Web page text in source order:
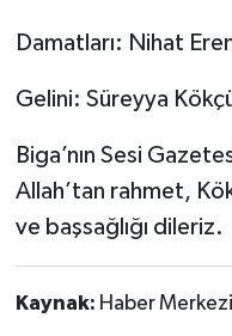
Damatları: Nihat
Gelini: Süreyya
Biga’nın Sesi
Allah’tan rahmet,
ve başsağlığı dileriz.
Kaynak: Haber Merkezi